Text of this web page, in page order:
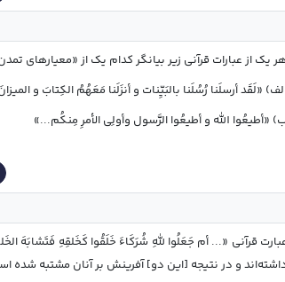
هر یک از عبارات قرآنی زیر بیانگر کدام یک از «معیارهای
«لَقَد أرسلَنا رُسُلَنا بالبَیِّنات و أنزَلَنا مَعَهُمُ الكِتابَ و
«أطیعُوا الله و أطیعُوا الرَّسول وأولِى الأمرِ مِنكُم...»
[این دو] آفرینش بر آنان مشتبه شده است.» در تضاد با کدام مرتبۀ توحید است؟ (0/5)